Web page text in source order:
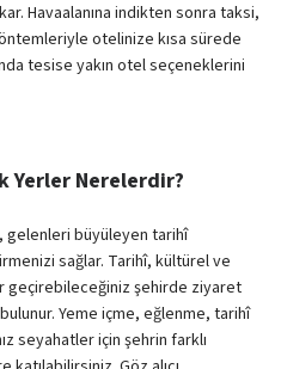
Havaalanına indikten sonra taksi,
otelinize kısa sürede
tesise yakın otel seçeneklerini
Yerler Nerelerdir?
gelenleri büyüleyen tarihî
sağlar. Tarihî, kültürel ve
geçirebileceğiniz şehirde ziyaret
Yeme içme, eğlenme, tarihî
seyahatler için şehrin farklı